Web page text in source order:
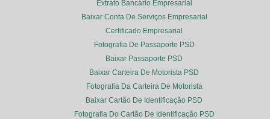
Extrato Bancário Empresarial
Baixar Conta De Serviços Empresarial
Certificado Empresarial
Fotografia De Passaporte PSD
Baixar Passaporte PSD
Baixar Carteira De Motorista PSD
Fotografia Da Carteira De Motorista
Baixar Cartão De Identificação PSD
Fotografia Do Cartão De Identificação PSD